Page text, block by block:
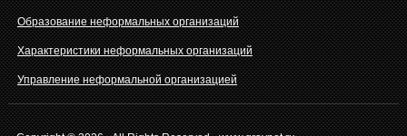
Образование неформальных организаций
Характеристики неформальных организаций
Управление неформальной организацией